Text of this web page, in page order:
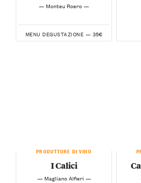
— Monteu Roero —
MENU DEGUSTAZIONE — 35€
PRODUTTORE DI VINO
I Calici
— Magliano Alfieri —